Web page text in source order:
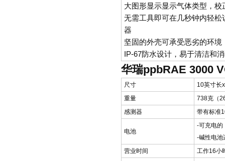
大图形显示显示气体类型，校
无需工具即可在几秒钟内轻
器
坚固的外壳可承受恶劣的环境
IP-67防水设计，易于清洁和
华瑞ppbRAE 3000
尺寸
10英寸长
重量
738克（
感测器
带有标准
电池
-可充电的
-碱性电池
营业时间
工作16小